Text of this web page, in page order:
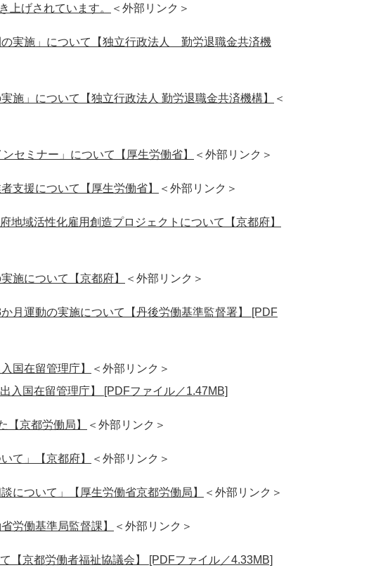
上げされています。 ＜外部リンク＞
の実施」について【独立行政法人 勤労退職金共済機
施」について【独立行政法人 勤労退職金共済機構】​
＜
セミナー」について【厚生労働省】 ＜外部リンク＞
支援について【厚生労働省】 ＜外部リンク＞
地域活性化雇用創造プロジェクトについて【京都府】
施について【京都府】 ＜外部リンク＞
月運動の実施について【丹後労働基準監督署】 [PDF
国在留管理庁】
＜外部リンク＞
入国在留管理庁】 [PDFファイル／1.47MB]
【京都労働局】 ＜外部リンク＞
て」【京都府】 ＜外部リンク＞
について」【厚生労働省京都労働局】 ＜外部リンク＞
労働基準局監督課】 ＜外部リンク＞
【京都労働者福祉協議会】 [PDFファイル／4.33MB]